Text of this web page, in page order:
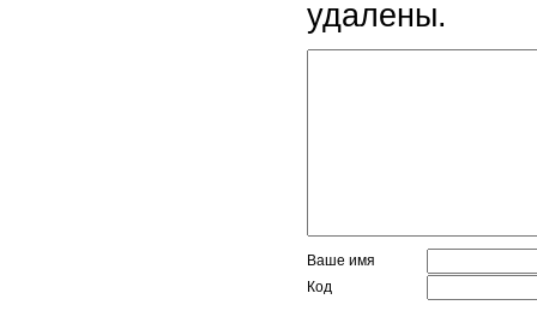
удалены.
Ваше имя
Код